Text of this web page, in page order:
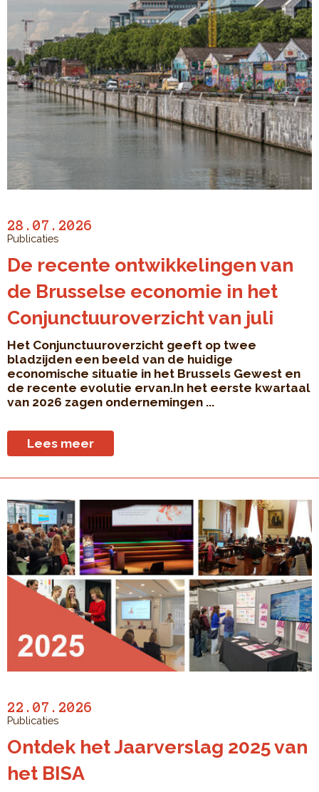
28.07.2026
Publicaties
De recente ontwikkelingen van
de Brusselse economie in het
Conjunctuuroverzicht van juli
Het Conjunctuuroverzicht geeft op twee
bladzijden een beeld van de huidige
economische situatie in het Brussels Gewest en
de recente evolutie ervan.In het eerste kwartaal
van 2026 zagen ondernemingen ...
Lees meer
22.07.2026
Publicaties
Ontdek het Jaarverslag 2025 van
het BISA